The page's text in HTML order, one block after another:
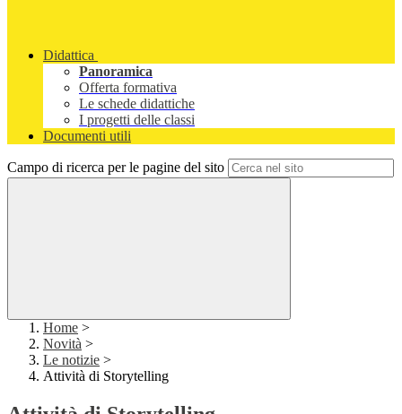
Didattica
Panoramica
Offerta formativa
Le schede didattiche
I progetti delle classi
Documenti utili
Campo di ricerca per le pagine del sito
Home >
Novità >
Le notizie >
Attività di Storytelling